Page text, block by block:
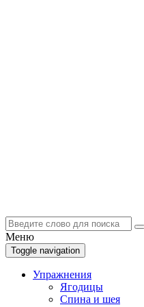
Меню
Toggle navigation
Упражнения
Ягодицы
Спина и шея